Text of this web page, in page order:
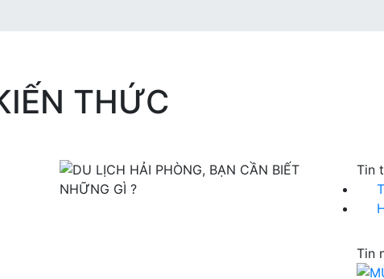
THỨC
Tin
Tin